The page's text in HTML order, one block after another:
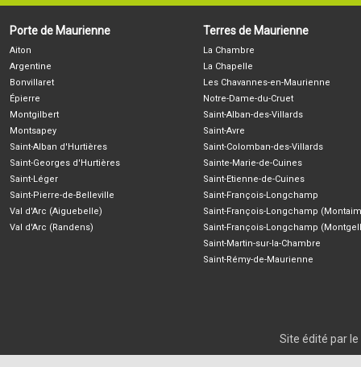
Porte de Maurienne
Aiton
Argentine
Bonvillaret
Épierre
Montgilbert
Montsapey
Saint-Alban d'Hurtières
Saint-Georges d'Hurtières
Saint-Léger
Saint-Pierre-de-Belleville
Val d'Arc (Aiguebelle)
Val d'Arc (Randens)
Terres de Maurienne
La Chambre
La Chapelle
Les Chavannes-en-Maurienne
Notre-Dame-du-Cruet
Saint-Alban-des-Villards
Saint-Avre
Saint-Colomban-des-Villards
Sainte-Marie-de-Cuines
Saint-Etienne-de-Cuines
Saint-François-Longchamp
Saint-François-Longchamp
Saint-François-Longchamp
Saint-Martin-sur-la-Chambre
Saint-Rémy-de-Maurienne
Site édité par